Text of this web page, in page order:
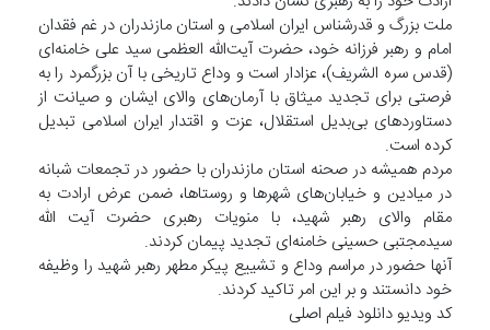
ملت بزرگ و قدرشناس ایران اسلامی و استان مازندران در غم فقدان
امام و رهبر فرزانه خود، حضرت آیت‌الله العظمی سید علی خامنه‌ای
(قدس سره الشریف)، عزادار است و وداع تاریخی با آن بزرگمرد را به
فرصتی برای تجدید میثاق با آرمان‌های والای ایشان و صیانت از
دستاورد‌های بی‌بدیل استقلال، عزت و اقتدار ایران اسلامی تبدیل
کرده است.
مردم همیشه در صحنه استان مازندران با حضور در تجمعات شبانه
در میادین و خیابان‌های شهر‌ها و روستاها، ضمن عرض ارادت به
مقام والای رهبر شهید، با منویات رهبری حضرت آیت الله
سیدمجتبی حسینی خامنه‌ای تجدید پیمان کردند.
آنها حضور در مراسم وداع و تشییع پیکر مطهر رهبر شهید را وظیفه
خود دانستند و بر این امر تاکید کردند.
کد ویدیو دانلود فیلم اصلی